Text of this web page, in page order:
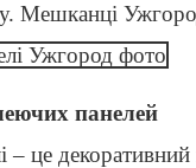
Мешканці
панелей
– це декоративний